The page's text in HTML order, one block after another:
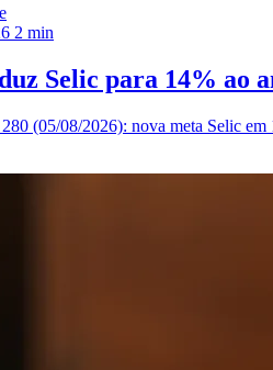
2 min
Selic para 14% ao
(05/08/2026): nova meta Selic em